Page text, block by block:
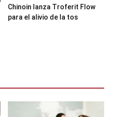
Chinoin lanza Troferit Flow
para el alivio de la tos